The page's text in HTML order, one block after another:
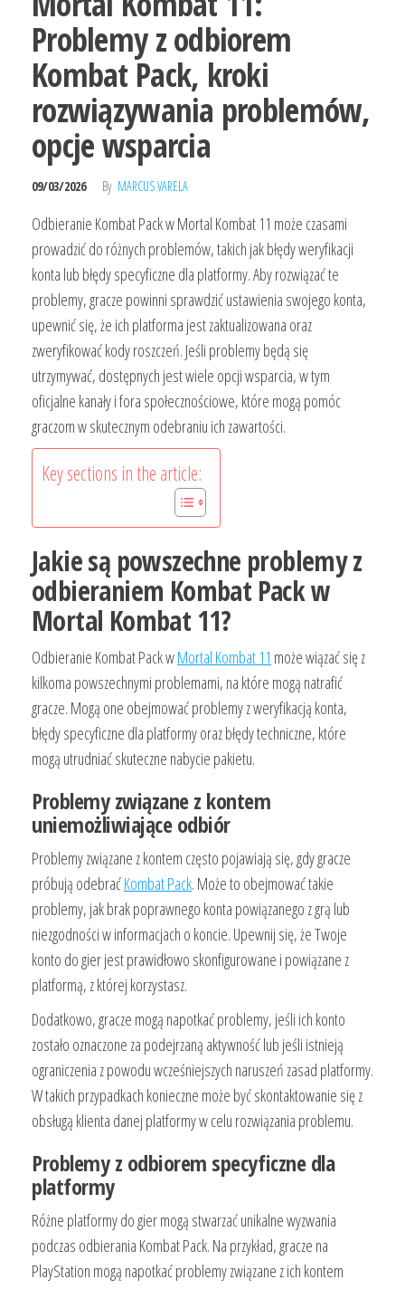
Problemy z odbiorem
Kombat Pack, kroki
rozwiązywania problemów,
opcje wsparcia
09/03/2026 By MARCUS VARELA
Odbieranie Kombat Pack w Mortal Kombat 11 może czasami
prowadzić do różnych problemów, takich jak błędy weryfikacji
konta lub błędy specyficzne dla platformy. Aby rozwiązać te
problemy, gracze powinni sprawdzić ustawienia swojego konta,
upewnić się, że ich platforma jest zaktualizowana oraz
zweryfikować kody roszczeń. Jeśli problemy będą się
utrzymywać, dostępnych jest wiele opcji wsparcia, w tym
oficjalne kanały i fora społecznościowe, które mogą pomóc
graczom w skutecznym odebraniu ich zawartości.
Key sections in the article:
Jakie są powszechne problemy z
odbieraniem Kombat Pack w
Mortal Kombat 11?
Odbieranie Kombat Pack wMortal Kombat 11 może wiązać się z
kilkoma powszechnymi problemami, na które mogą natrafić
gracze. Mogą one obejmować problemy z weryfikacją konta,
błędy specyficzne dla platformy oraz błędy techniczne, które
mogą utrudniać skuteczne nabycie pakietu.
Problemy związane z kontem
uniemożliwiające odbiór
Problemy związane z kontem często pojawiają się, gdy gracze
próbują odebraćKombat Pack. Może to obejmować takie
problemy, jak brak poprawnego konta powiązanego z grą lub
niezgodności w informacjach o koncie. Upewnij się, że Twoje
konto do gier jest prawidłowo skonfigurowane i powiązane z
platformą, z której korzystasz.
Dodatkowo, gracze mogą napotkać problemy, jeśli ich konto
zostało oznaczone za podejrzaną aktywność lub jeśli istnieją
ograniczenia z powodu wcześniejszych naruszeń zasad platformy.
W takich przypadkach konieczne może być skontaktowanie się z
obsługą klienta danej platformy w celu rozwiązania problemu.
Problemy z odbiorem specyficzne dla
platformy
Różne platformy do gier mogą stwarzać unikalne wyzwania
podczas odbierania Kombat Pack. Na przykład, gracze na
PlayStation mogą napotkać problemy związane z ich kontem